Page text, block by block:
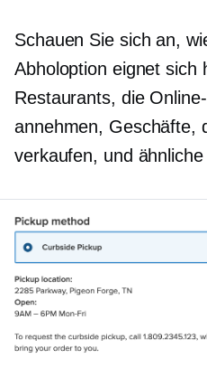
Schauen Sie sich an,
Abholoption eignet sich
Restaurants, die
annehmen, Geschäfte,
verkaufen, und